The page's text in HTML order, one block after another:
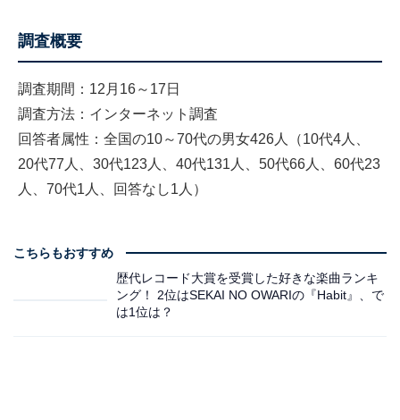
調査概要
調査期間：12月16～17日
調査方法：インターネット調査
回答者属性：全国の10～70代の男女426人（10代4人、
20代77人、30代123人、40代131人、50代66人、60代23
人、70代1人、回答なし1人）
こちらもおすすめ
歴代レコード大賞を受賞した好きな楽曲ランキ
ング！ 2位はSEKAI NO OWARIの『Habit』、で
は1位は？